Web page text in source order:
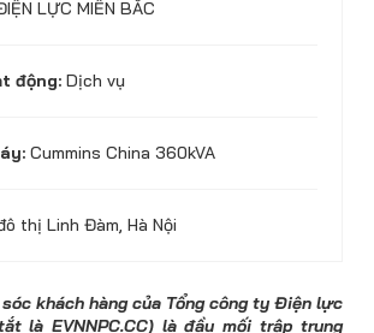
LỰC MIỀN BẮC
động: Dịch vụ
Cummins China 360kVA
thị Linh Đàm, Hà Nội
sóc khách hàng của Tổng công ty Điện lực
là EVNNPC.CC) là đầu mối trập trung